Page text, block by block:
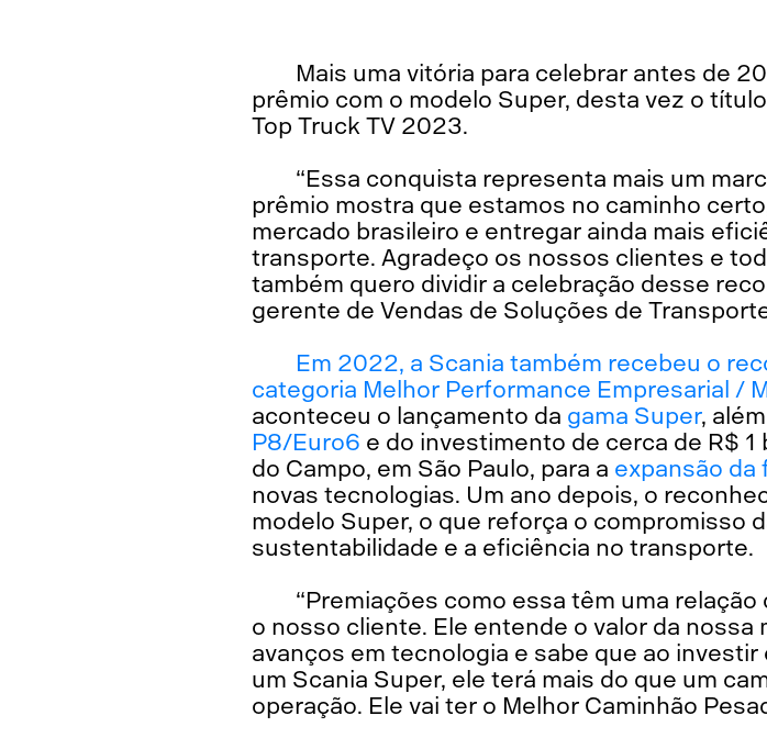
Mais uma vitória para celebrar antes de
prêmio com o modelo Super, desta vez o
Top Truck TV 2023.
“Essa conquista representa mais um
prêmio mostra que estamos no caminho
mercado brasileiro e entregar ainda mais
transporte. Agradeço os nossos clientes e
também quero dividir a celebração desse
gerente de Vendas de Soluções de
Em 2022, a Scania também recebeu o
categoria Melhor Performance Empresarial /
aconteceu o lançamento da gama Super,
P8/Euro6 e do investimento de cerca de R$
do Campo, em São Paulo, para a expansão da
novas tecnologias. Um ano depois, o
modelo Super, o que reforça o compromisso
sustentabilidade e a eficiência no transporte.
“Premiações como essa têm uma
o nosso cliente. Ele entende o valor da nossa
avanços em tecnologia e sabe que ao
um Scania Super, ele terá mais do que um
operação. Ele vai ter o Melhor Caminhão